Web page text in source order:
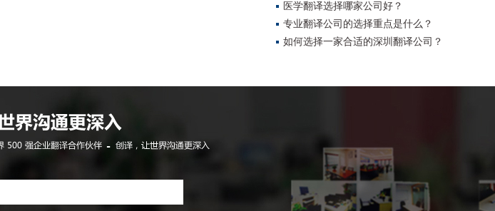
医学翻译选择哪家公司好？
专业翻译公司的选择重点是什么？
如何选择一家合适的深圳翻译公司？